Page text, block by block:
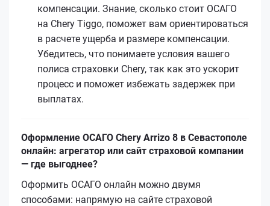
компенсации. Знание, сколько стоит ОСАГО
на Chery Tiggo, поможет вам ориентироваться
в расчете ущерба и размере компенсации.
Убедитесь, что понимаете условия вашего
полиса страховки Chery, так как это ускорит
процесс и поможет избежать задержек при
выплатах.
Оформление ОСАГО Chery Arrizo 8 в Севастополе
онлайн: агрегатор или сайт страховой компании
— где выгоднее?
Оформить ОСАГО онлайн можно двумя
способами: напрямую на сайте страховой